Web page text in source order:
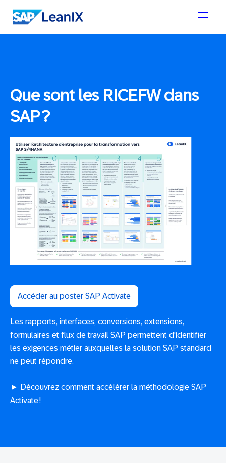
Que sont les RICEFW dans
SAP ?
Accéder au poster SAP Activate
Les rapports, interfaces, conversions, extensions,
formulaires et flux de travail SAP permettent d'identifier
les exigences métier auxquelles la solution SAP standard
ne peut répondre.
► Découvrez comment accélérer la méthodologie SAP
Activate !